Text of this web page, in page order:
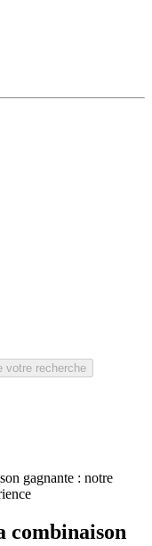
votre recherche
gagnante : notre
combinaison